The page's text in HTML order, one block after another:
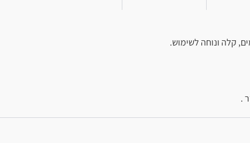
קלה ונוחה לשימוש.
.